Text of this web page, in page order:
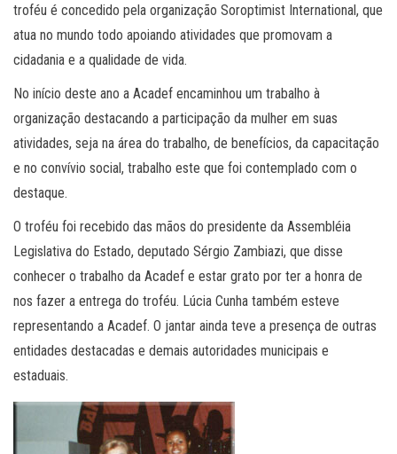
troféu é concedido pela organização Soroptimist International, que
atua no mundo todo apoiando atividades que promovam a
cidadania e a qualidade de vida.
No início deste ano a Acadef encaminhou um trabalho à
organização destacando a participação da mulher em suas
atividades, seja na área do trabalho, de benefícios, da capacitação
e no convívio social, trabalho este que foi contemplado com o
destaque.
O troféu foi recebido das mãos do presidente da Assembléia
Legislativa do Estado, deputado Sérgio Zambiazi, que disse
conhecer o trabalho da Acadef e estar grato por ter a honra de
nos fazer a entrega do troféu. Lúcia Cunha também esteve
representando a Acadef. O jantar ainda teve a presença de outras
entidades destacadas e demais autoridades municipais e
estaduais.